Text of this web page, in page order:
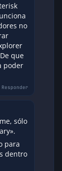
no
que
poder
sólo
para
dentro